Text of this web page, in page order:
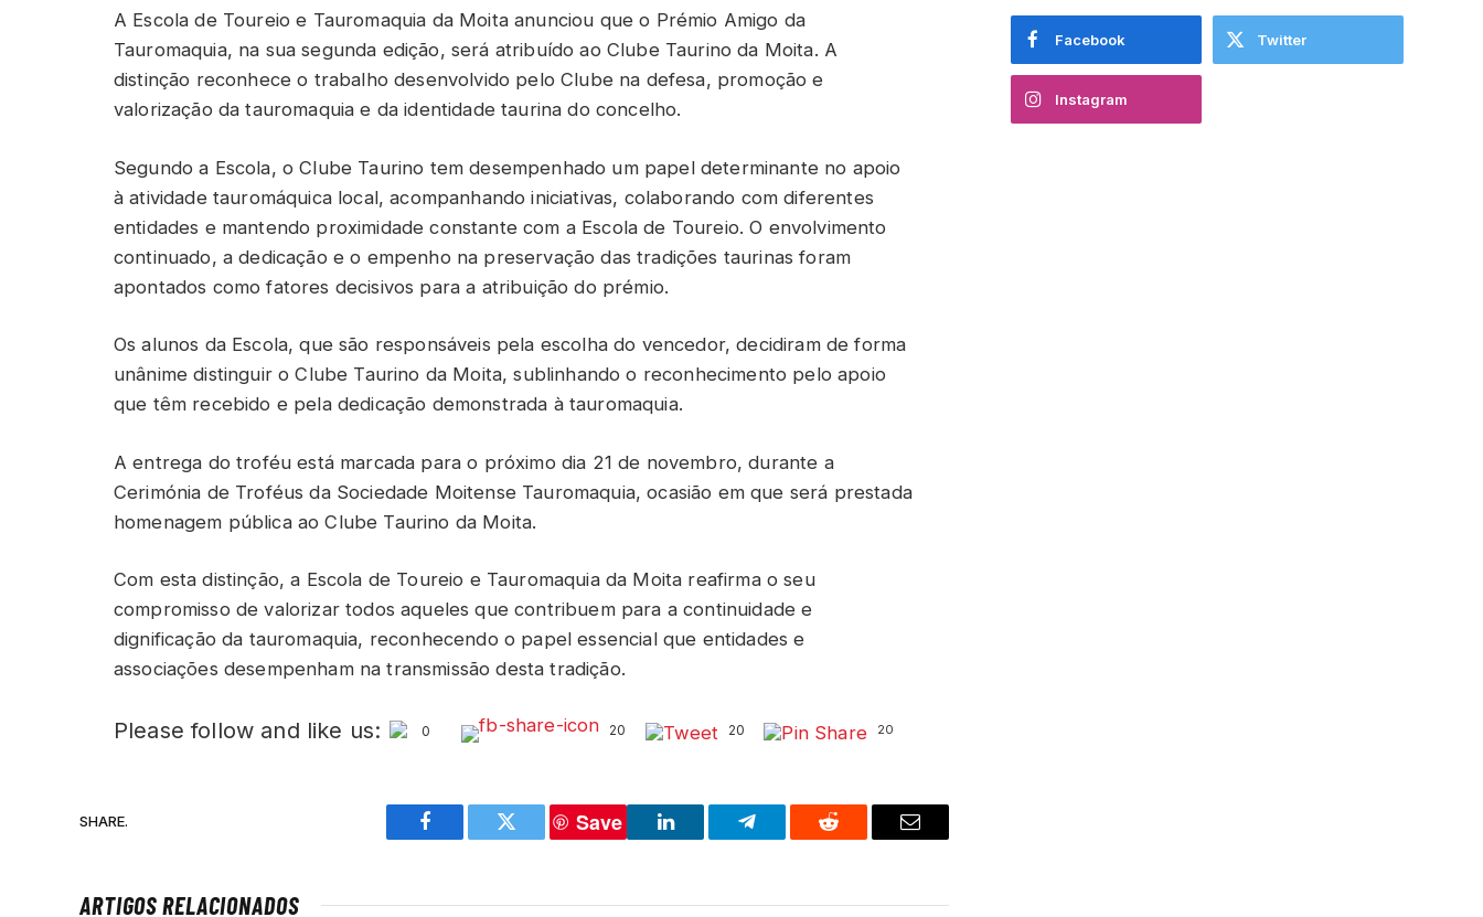
A Escola de Toureio e Tauromaquia da Moita anunciou que o Prémio Amigo da
Tauromaquia, na sua segunda edição, será atribuído ao Clube Taurino da Moita. A
distinção reconhece o trabalho desenvolvido pelo Clube na defesa, promoção e
valorização da tauromaquia e da identidade taurina do concelho.
Segundo a Escola, o Clube Taurino tem desempenhado um papel determinante no apoio
à atividade tauromáquica local, acompanhando iniciativas, colaborando com diferentes
entidades e mantendo proximidade constante com a Escola de Toureio. O envolvimento
continuado, a dedicação e o empenho na preservação das tradições taurinas foram
apontados como fatores decisivos para a atribuição do prémio.
Os alunos da Escola, que são responsáveis pela escolha do vencedor, decidiram de forma
unânime distinguir o Clube Taurino da Moita, sublinhando o reconhecimento pelo apoio
que têm recebido e pela dedicação demonstrada à tauromaquia.
A entrega do troféu está marcada para o próximo dia 21 de novembro, durante a
Cerimónia de Troféus da Sociedade Moitense Tauromaquia, ocasião em que será prestada
homenagem pública ao Clube Taurino da Moita.
Com esta distinção, a Escola de Toureio e Tauromaquia da Moita reafirma o seu
compromisso de valorizar todos aqueles que contribuem para a continuidade e
dignificação da tauromaquia, reconhecendo o papel essencial que entidades e
associações desempenham na transmissão desta tradição.
Please follow and like us: 0 20 20 20
SHARE.
Facebook Twitter
Save
LinkedIn Telegram Reddit Email
ARTIGOS RELACIONADOS
Facebook Twitter
Instagram